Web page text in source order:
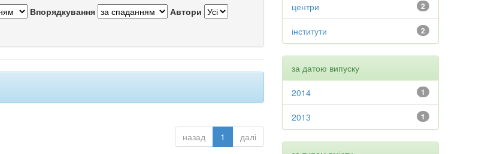
Впорядкування Автори
назад 1 далі
2
центри
2
інститути
за датою випуску
1
2014
1
2013